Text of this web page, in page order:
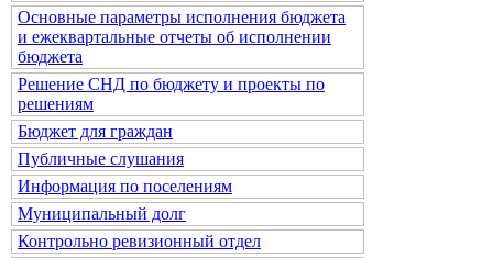
Основные параметры исполнения бюджета
и ежеквартальные отчеты об исполнении
бюджета
Решение СНД по бюджету и проекты по
решениям
Бюджет для граждан
Публичные слушания
Информация по поселениям
Муниципальный долг
Контрольно ревизионный отдел